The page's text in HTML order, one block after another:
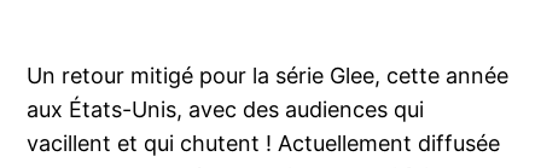
Un retour mitigé pour la série Glee, cette année
aux États-Unis, avec des audiences qui
vacillent et qui chutent ! Actuellement diffusée